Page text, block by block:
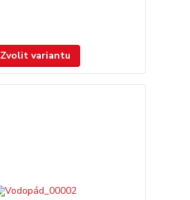
Zvolit variantu